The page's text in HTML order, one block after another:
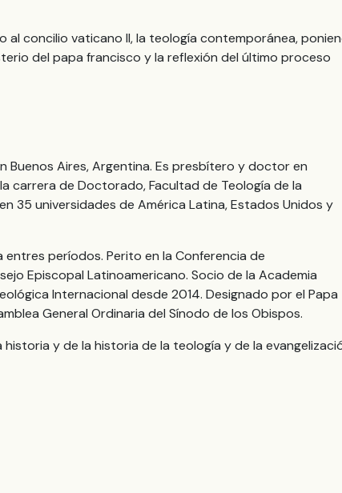
concilio vaticano II, la teología contemporánea,
del papa francisco y la reflexión del último proceso
Buenos Aires, Argentina. Es presbítero y doctor en
carrera de Doctorado, Facultad de Teología de la
35 universidades de América Latina, Estados Unidos y
períodos. Perito en la Conferencia de
Episcopal Latinoamericano. Socio de la Academia
Internacional desde 2014. Designado por el Papa
General Ordinaria del Sínodo de los Obispos.
y de la historia de la teología y de la